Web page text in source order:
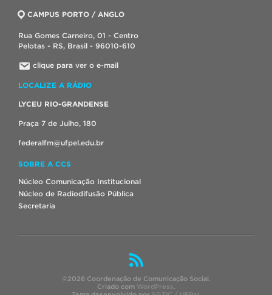
CAMPUS PORTO / ANGLO
Rua Gomes Carneiro, 01 - Centro
Pelotas - RS, Brasil - 96010-610
clique para ver o e-mail
LOCALIZE A RÁDIO
LYCEU RIO-GRANDENSE
Praça 7 de Julho, 180
federalfm@ufpel.edu.br
SOBRE A CCS
Núcleo Comunicação Institucional
Núcleo de Radiodifusão Pública
Secretaria
©2026 Coordenação de Comunicação Social.
Criado com WordPress.